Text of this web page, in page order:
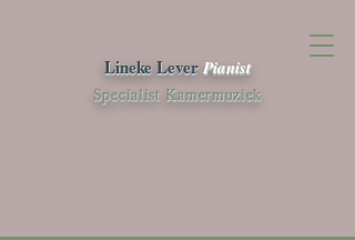
Specialist Kamermuziek
Lineke Lever Pianist